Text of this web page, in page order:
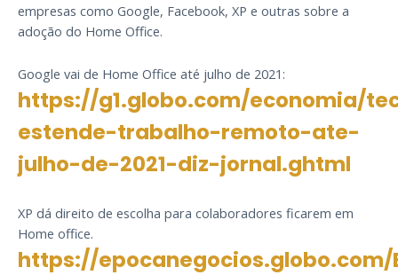
empresas como Google, Facebook, XP e outras sobre a
adoção do Home Office.
Google vai de Home Office até julho de 2021:
https://g1.globo.com/economia/
estende-trabalho-remoto-ate-
julho-de-2021-diz-jornal.ghtml
XP dá direito de escolha para colaboradores ficarem em
Home office.
https://